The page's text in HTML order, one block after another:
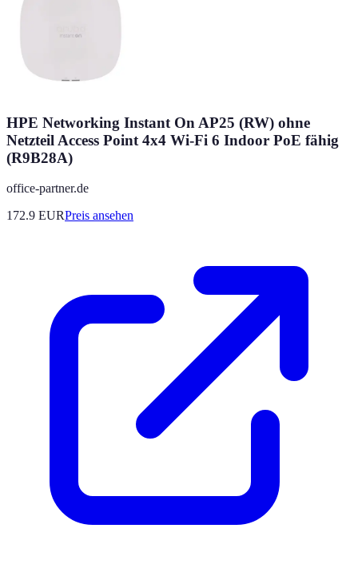
HPE Networking Instant On AP25 (RW) ohne
Netzteil Access Point 4x4 Wi-Fi 6 Indoor PoE fähig
(R9B28A)
office-partner.de
172.9 EURPreis ansehen